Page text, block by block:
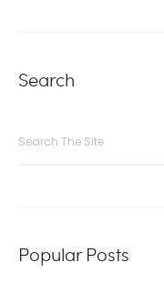
Search
Popular Posts